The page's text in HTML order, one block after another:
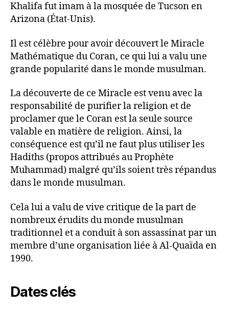
Khalifa fut imam à la mosquée de Tucson en
Arizona (État-Unis).
Il est célèbre pour avoir découvert le Miracle
Mathématique du Coran, ce qui lui a valu une
grande popularité dans le monde musulman.
La découverte de ce Miracle est venu avec la
responsabilité de purifier la religion et de
proclamer que le Coran est la seule source
valable en matière de religion. Ainsi, la
conséquence est qu’il ne faut plus utiliser les
Hadiths (propos attribués au Prophète
Muhammad) malgré qu’ils soient très répandus
dans le monde musulman.
Cela lui a valu de vive critique de la part de
nombreux érudits du monde musulman
traditionnel et a conduit à son assassinat par un
membre d’une organisation liée à Al-Quaïda en
1990.
Dates clés